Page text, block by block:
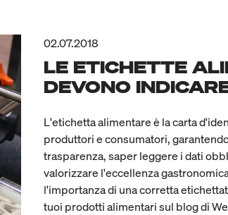
02.07.2018
LE ETICHETTE
DEVONO
L'etichetta alimentare è la carta
produttori e consumatori,
trasparenza, saper leggere i dati
valorizzare l'eccellenza
l'importanza di una corretta
tuoi prodotti alimentari sul blog di